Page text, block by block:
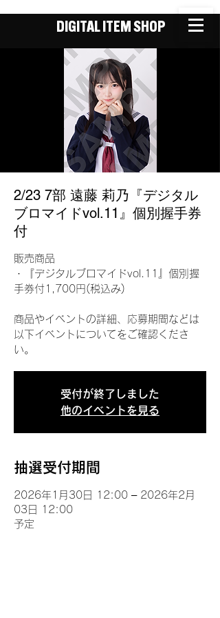
DIGITAL ITEM SHOP
2/23 7部 遠藤 莉乃『デジタル
ブロマイドvol.11』個別握手券
付
販売商品
・『デジタルブロマイドvol.11』個別握
手券付1,700円(税込み)
商品やイベントの詳細、応募期間などは
以下イベントについてをご確認くださ
い。
受付が終了しました
他のイベントを見る
抽選受付期間
2026年1月30日 12:00 – 2026年2月
03日 12:00
予定